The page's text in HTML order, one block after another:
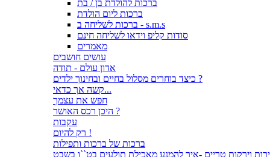
ברכות להולדת בן / בת
ברכות ליום הולדת
ברכות לשליחה ב - s.m.s
סודות קליפ וידאו לשליחה חינם
מאמרים
עושים חושבים
אדון עולם - תודה
כיצד בוחרים מסלול בחיים ובחינוך ילדים ?
קשה אך כדאי...
חפש את עצמך
היכן רכס האושר ?
עקבות
רק להיום !
ברכות של ברכות ותפילות
וירקות טריים -איך להמנע מאכילת תולעים בט``ו בשבט